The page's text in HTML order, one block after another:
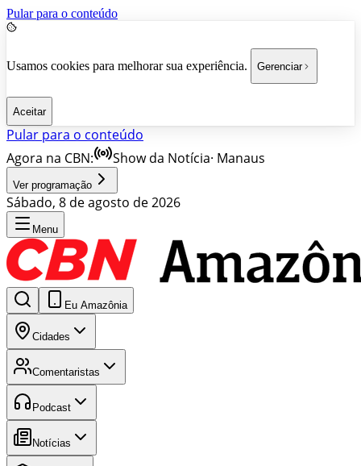
Pular para o conteúdo
Usamos cookies para melhorar sua experiência. Gerenciar
Aceitar
Pular para o conteúdo
Agora na CBN:
Show da Notícia· Manaus
Ver programação
Sábado, 8 de agosto de 2026
Menu
Eu Amazônia
Cidades
Comentaristas
Podcast
Notícias